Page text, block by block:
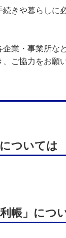
きや暮らしに
業・事業所な
ご協力をお願
ついては
帳」につ